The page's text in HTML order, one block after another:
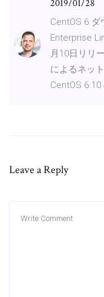
2019/01/28
CentOS 6
Enterprise
月10日リリ
によるネッ
CentOS
Leave a Reply